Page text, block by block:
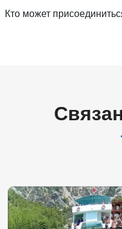
Кто может